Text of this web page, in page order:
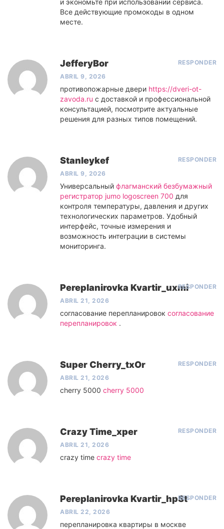
Все действующие промокоды в одном
месте.
JefferyBor
ABRIL 9, 2026
RESPONDER
противопожарные двери https://dveri-ot-
zavoda.ru с доставкой и профессиональной
консультацией, посмотрите актуальные
решения для разных типов помещений.
Stanleykef
ABRIL 9, 2026
RESPONDER
Универсальный флагманский безбумажный
регистратор jumo logoscreen 700 для
контроля температуры, давления и других
технологических параметров. Удобный
интерфейс, точные измерения и
возможность интеграции в системы
мониторинга.
Pereplanirovka Kvartir_uxmi
ABRIL 21, 2026
RESPONDER
согласование перепланировок согласование
перепланировок .
Super Cherry_txOr
ABRIL 21, 2026
RESPONDER
cherry 5000 cherry 5000
Crazy Time_xper
ABRIL 21, 2026
RESPONDER
crazy time crazy time
Pereplanirovka Kvartir_hpSt
ABRIL 22, 2026
RESPONDER
перепланировка квартиры в москве